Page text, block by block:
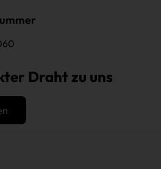
Draht zu uns